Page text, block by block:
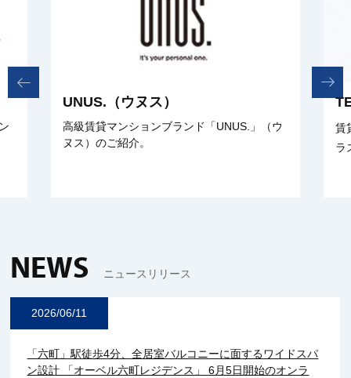
UNUS.（ウヌス）
高級賃貸マンションブランド「UNUS.」（ウ
ヌス）のご紹介。
賃
ラ
NEWS ニュースリリース
2026/06/11
「六町」駅徒歩4分、全居室バルコニーに面するワイドスパ
ン設計 「オーベル六町レジデンス」 6月5日開始のオンラ